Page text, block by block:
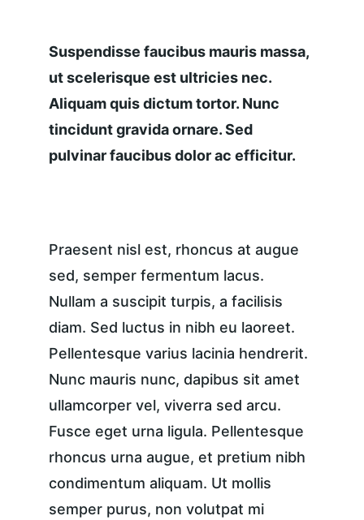
Suspendisse faucibus mauris massa,
ut scelerisque est ultricies nec.
Aliquam quis dictum tortor. Nunc
tincidunt gravida ornare. Sed
pulvinar faucibus dolor ac efficitur.
Praesent nisl est, rhoncus at augue
sed, semper fermentum lacus.
Nullam a suscipit turpis, a facilisis
diam. Sed luctus in nibh eu laoreet.
Pellentesque varius lacinia hendrerit.
Nunc mauris nunc, dapibus sit amet
ullamcorper vel, viverra sed arcu.
Fusce eget urna ligula. Pellentesque
rhoncus urna augue, et pretium nibh
condimentum aliquam. Ut mollis
semper purus, non volutpat mi